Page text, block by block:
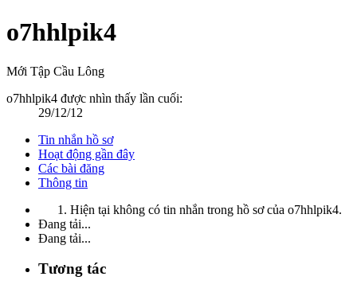
o7hhlpik4
Mới Tập Cầu Lông
o7hhlpik4 được nhìn thấy lần cuối:
29/12/12
Tin nhắn hồ sơ
Hoạt động gần đây
Các bài đăng
Thông tin
Hiện tại không có tin nhắn trong hồ sơ của o7hhlpik4.
Đang tải...
Đang tải...
Tương tác